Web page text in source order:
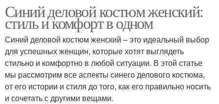
Брючный костюм Женский костюм
Костюм с юбкой Бордовый костюм
Синий деловой костюм женский:
стиль и комфорт в одном
Синий деловой костюм женский – это идеальный выбор
для успешных женщин, которые хотят выглядеть
стильно и комфортно в любой ситуации. В этой статье
мы рассмотрим все аспекты синего делового костюма,
от его истории и стиля до того, как его правильно носить
и сочетать с другими вещами.